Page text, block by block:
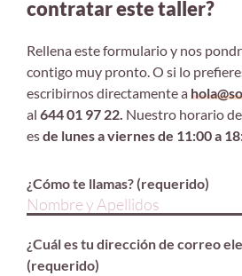
contratar este taller?
Rellena este formulario y nos
contigo muy pronto. O si lo
escribirnos directamente a
al 644 01 97 22. Nuestro horario
esde lunes a viernes de 11:00 a
¿Cómo te llamas? (requerido)
¿Cuál es tu dirección de correo
(requerido)